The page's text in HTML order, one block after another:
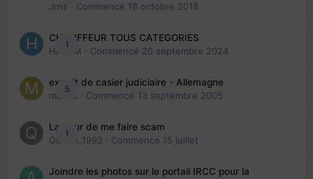
Jmili · Commencé 18 octobre 2018
1
CHAUFFEUR TOUS CATEGORIES
HAZEM · Commencé 20 septembre 2024
5
extrait de casier judiciaire - Allemagne
maries · Commencé 13 septembre 2005
1
La peur de me faire scam
Queen_1992 · Commencé 15 juillet
Joindre les photos sur le portail IRCC pour la